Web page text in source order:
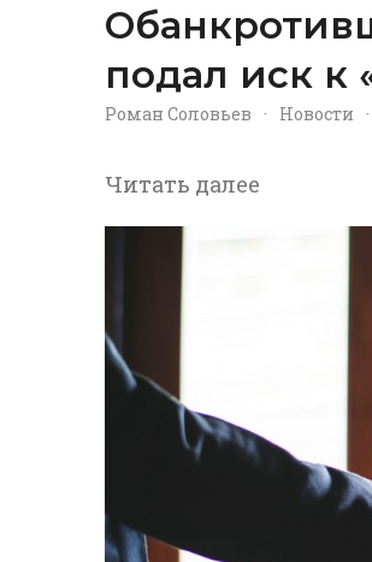
подал иск к
Роман Соловьев · Новости ·
Читать далее